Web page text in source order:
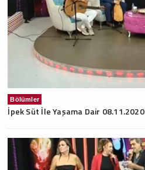
Bölümler
İpek Süt İle Yaşama Dair 08.11.2020